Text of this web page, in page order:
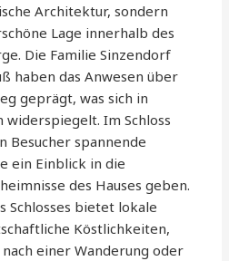
Architektur, sondern
Lage innerhalb des
Die Familie Sinzendorf
haben das Anwesen über
geprägt, was sich in
Im Schloss
Besucher spannende
ein Einblick in die
des Hauses geben.
Schlosses bietet lokale
Köstlichkeiten,
einer Wanderung oder